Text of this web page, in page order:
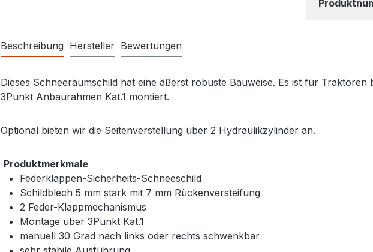
Beschreibung Hersteller Bewertungen
Dieses Schneeräumschild hat eine äßerst robuste Bauweise. Es ist für Traktoren
3Punkt Anbaurahmen Kat.1 montiert.
Optional bieten wir die Seitenverstellung über 2 Hydraulikzylinder an.
Produktmerkmale
Federklappen-Sicherheits-Schneeschild
Schildblech 5 mm stark mit 7 mm Rückenversteifung
2 Feder-Klappmechanismus
Montage über 3Punkt Kat.1
manuell 30 Grad nach links oder rechts schwenkbar